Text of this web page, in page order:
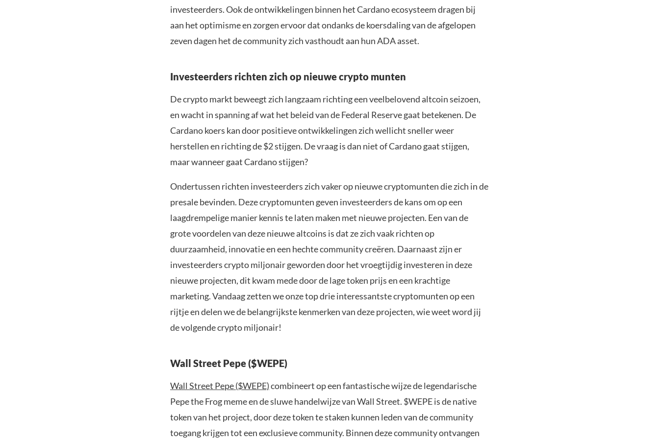
investeerders. Ook de ontwikkelingen binnen het Cardano ecosysteem dragen bij
aan het optimisme en zorgen ervoor dat ondanks de koersdaling van de afgelopen
zeven dagen het de community zich vasthoudt aan hun ADA asset.
Investeerders richten zich op nieuwe crypto munten
De crypto markt beweegt zich langzaam richting een veelbelovend altcoin seizoen,
en wacht in spanning af wat het beleid van de Federal Reserve gaat betekenen. De
Cardano koers kan door positieve ontwikkelingen zich wellicht sneller weer
herstellen en richting de $2 stijgen. De vraag is dan niet of Cardano gaat stijgen,
maar wanneer gaat Cardano stijgen?
Ondertussen richten investeerders zich vaker op nieuwe cryptomunten die zich in de
presale bevinden. Deze cryptomunten geven investeerders de kans om op een
laagdrempelige manier kennis te laten maken met nieuwe projecten. Een van de
grote voordelen van deze nieuwe altcoins is dat ze zich vaak richten op
duurzaamheid, innovatie en een hechte community creëren. Daarnaast zijn er
investeerders crypto miljonair geworden door het vroegtijdig investeren in deze
nieuwe projecten, dit kwam mede door de lage token prijs en een krachtige
marketing. Vandaag zetten we onze top drie interessantste cryptomunten op een
rijtje en delen we de belangrijkste kenmerken van deze projecten, wie weet word jij
de volgende crypto miljonair!
Wall Street Pepe ($WEPE)
Wall Street Pepe ($WEPE)combineert op een fantastische wijze de legendarische
Pepe the Frog meme en de sluwe handelwijze van Wall Street. $WEPE is de native
token van het project, door deze token te staken kunnen leden van de community
toegang krijgen tot een exclusieve community. Binnen deze community ontvangen